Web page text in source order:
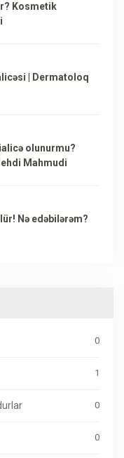
Kosmetik
| Dermatoloq
olunurmu?
Mahmudi
Nə edəbilərəm?
0
1
0
0